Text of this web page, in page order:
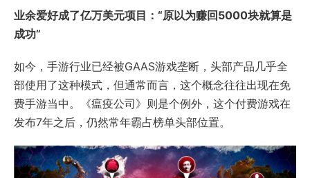
业余爱好成了亿万美元项目：“原以为赚回5000块就算是
成功”
如今，手游行业已经被GAAS游戏垄断，头部产品几乎全
部使用了这种模式，但通常而言，这个概念往往出现在免
费手游当中。《瘟疫公司》则是个例外，这个付费游戏在
发布7年之后，仍然常年霸占榜单头部位置。